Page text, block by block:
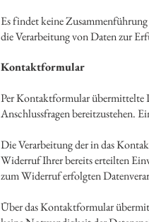
Es findet keine
die Verarbeitung von Daten zur
Kontaktformular
Per Kontaktformular übermittelte
Anschlussfragen bereitzustehen.
Die Verarbeitung der in das
Widerruf Ihrer bereits erteilten
zum Widerruf erfolgten
Über das Kontaktformular